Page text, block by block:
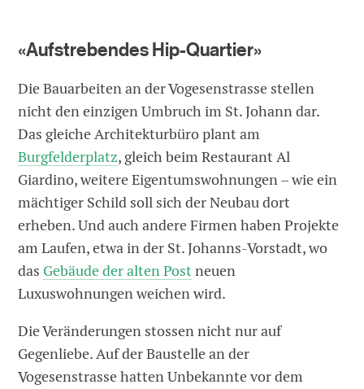
«Aufstrebendes Hip-Quartier»
Die Bauarbeiten an der Vogesenstrasse stellen
nicht den einzigen Umbruch im St. Johann dar.
Das gleiche Architekturbüro plant am
Burgfelderplatz, gleich beim Restaurant Al
Giardino, weitere Eigentumswohnungen – wie ein
mächtiger Schild soll sich der Neubau dort
erheben. Und auch andere Firmen haben Projekte
am Laufen, etwa in der St. Johanns-Vorstadt, wo
das Gebäude der alten Postneuen
Luxuswohnungen weichen wird.
Die Veränderungen stossen nicht nur auf
Gegenliebe. Auf der Baustelle an der
Vogesenstrasse hatten Unbekannte vor dem